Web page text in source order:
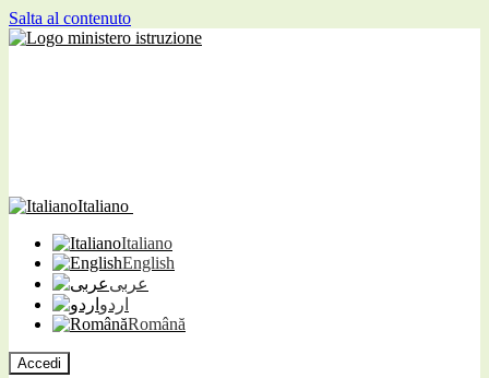
Salta al contenuto
Italiano
Italiano
English
عربى
اردو
Română
Accedi